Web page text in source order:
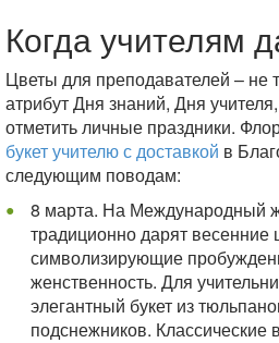
Когда учителям
Цветы для преподавателей – не
атрибут Дня знаний, Дня
отметить личные праздники.
букет учителю с доставкой в
следующим поводам:
8 марта. На Международный
традиционно дарят весенние
символизирующие
женственность. Для
элегантный букет из
подснежников.